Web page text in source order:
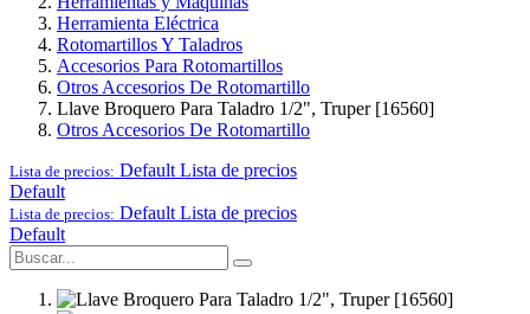
Herramienta Eléctrica
Rotomartillos Y Taladros
Accesorios Para Rotomartillos
Otros Accesorios De Rotomartillo
Llave Broquero Para Taladro 1/2", Truper [16560]
Otros Accesorios De Rotomartillo
Lista de precios: Default Lista de precios
Default
Lista de precios: Default Lista de precios
Default